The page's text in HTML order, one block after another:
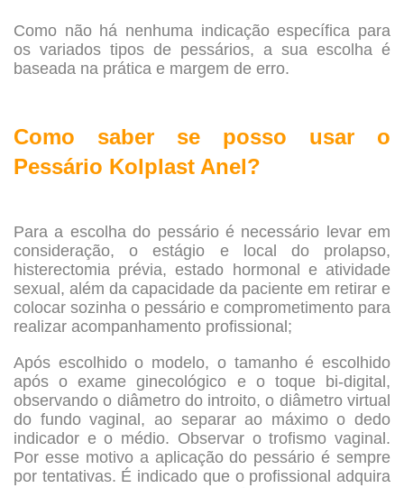
Como não há nenhuma indicação específica para
os variados tipos de pessários, a sua escolha é
baseada na prática e margem de erro.
Como saber se posso usar o
Pessário Kolplast Anel?
Para a escolha do pessário é necessário levar em
consideração, o estágio e local do prolapso,
histerectomia prévia, estado hormonal e atividade
sexual, além da capacidade da paciente em retirar e
colocar sozinha o pessário e comprometimento para
realizar acompanhamento profissional;
Após escolhido o modelo, o tamanho é escolhido
após o exame ginecológico e o toque bi-digital,
observando o diâmetro do introito, o diâmetro virtual
do fundo vaginal, ao separar ao máximo o dedo
indicador e o médio. Observar o trofismo vaginal.
Por esse motivo a aplicação do pessário é sempre
por tentativas. É indicado que o profissional adquira